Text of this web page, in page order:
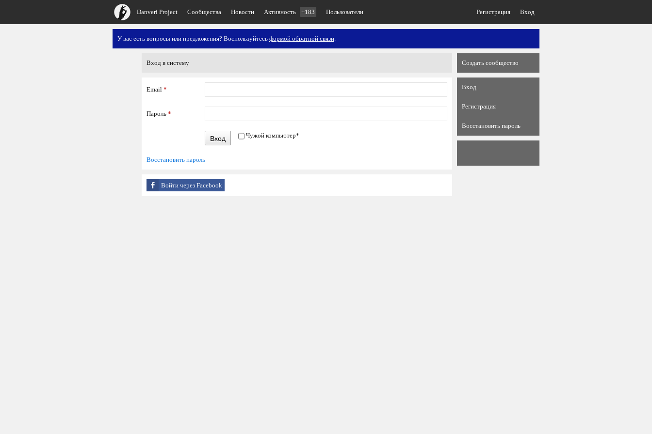
Danveri Project Сообщества Новости Активность +183 Пользователи Регистрация Вход
У вас есть вопросы или предложения? Воспользуйтесь формой обратной связи.
Вход в систему
Email *
Пароль *
Вход Чужой компьютер*
Восстановить пароль
Войти через Facebook
Создать сообщество
Вход
Регистрация
Восстановить пароль